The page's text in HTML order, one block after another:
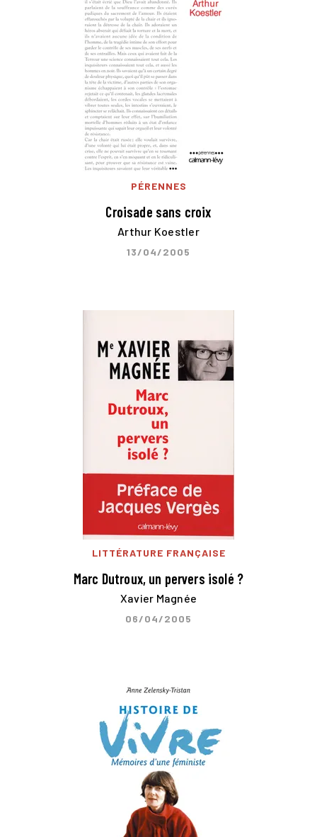
PÉRENNES
Croisade sans croix
Arthur Koestler
13/04/2005
LITTÉRATURE FRANÇAISE
Marc Dutroux, un pervers isolé ?
Xavier Magnée
06/04/2005